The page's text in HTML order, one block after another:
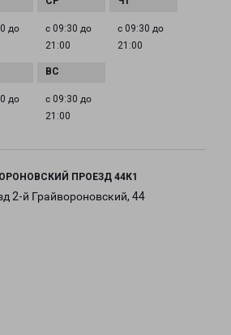
до
с 09:30 до
21:00
с 09:30 до
21:00
до
с 09:30 до
21:00
ПРОЕЗД 44К1
2-й Грайвороновский, 44